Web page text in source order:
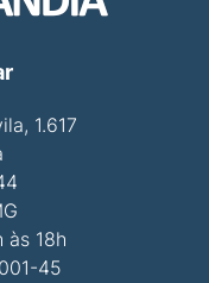
1.617
às 18h
45